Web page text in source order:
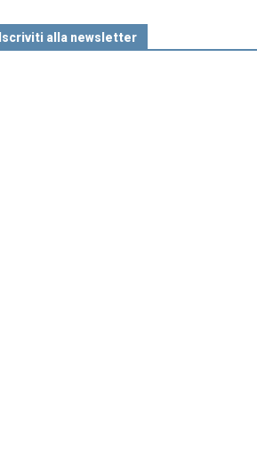
Iscriviti alla newsletter